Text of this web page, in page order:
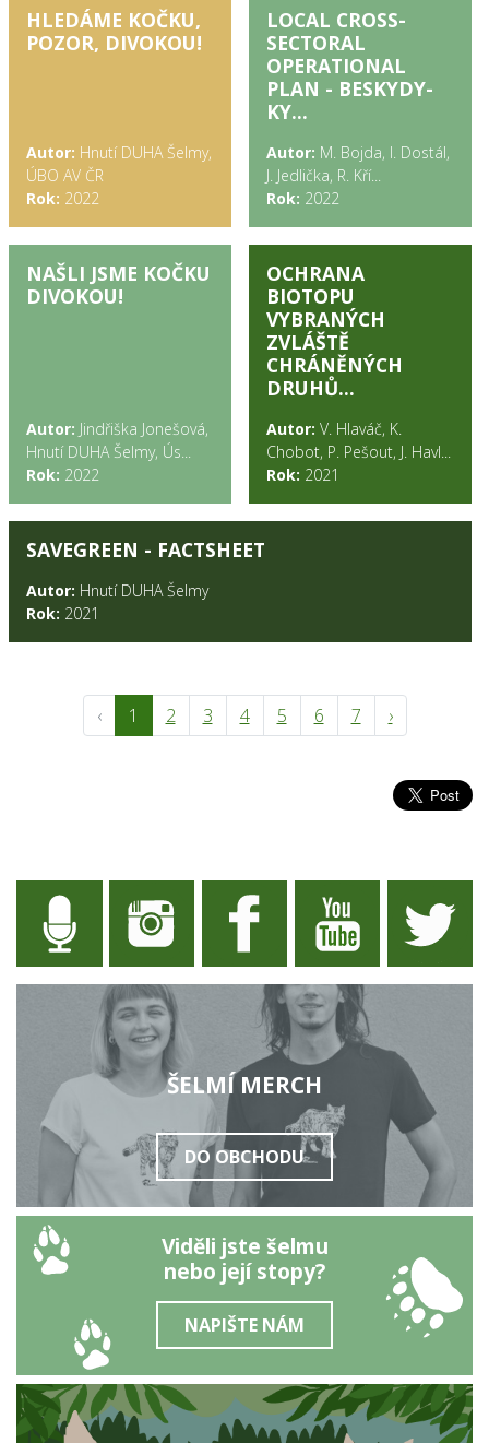
HLEDÁME KOČKU,
POZOR, DIVOKOU!
Autor: Hnutí DUHA Šelmy,
ÚBO AV ČR
Rok: 2022
LOCAL CROSS-
SECTORAL
OPERATIONAL
PLAN - BESKYDY-
KY...
Autor: M. Bojda, I. Dostál,
J. Jedlička, R. Kří...
Rok: 2022
NAŠLI JSME KOČKU
DIVOKOU!
Autor: Jindřiška Jonešová,
Hnutí DUHA Šelmy, Ús...
Rok: 2022
OCHRANA
BIOTOPU
VYBRANÝCH
ZVLÁŠTĚ
CHRÁNĚNÝCH
DRUHŮ...
Autor: V. Hlaváč, K.
Chobot, P. Pešout, J. Havl...
Rok: 2021
SAVEGREEN - FACTSHEET
Autor: Hnutí DUHA Šelmy
Rok: 2021
‹ 1 2 3 4 5 6 7 ›
ŠELMÍ MERCH
DO OBCHODU
Viděli jste šelmu
nebo její stopy?
NAPIŠTE NÁM